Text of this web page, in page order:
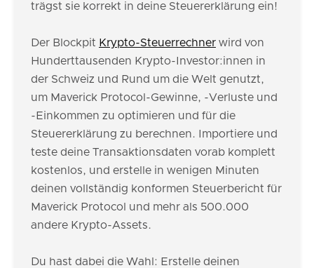
trägst sie korrekt in deine Steuererklärung ein!
Der Blockpit Krypto-Steuerrechner wird von
Hunderttausenden Krypto-Investor:innen in
der Schweiz und Rund um die Welt genutzt,
um Maverick Protocol-Gewinne, -Verluste und
-Einkommen zu optimieren und für die
Steuererklärung zu berechnen. Importiere und
teste deine Transaktionsdaten vorab komplett
kostenlos, und erstelle in wenigen Minuten
deinen vollständig konformen Steuerbericht für
Maverick Protocol und mehr als 500.000
andere Krypto-Assets.
Du hast dabei die Wahl: Erstelle deinen